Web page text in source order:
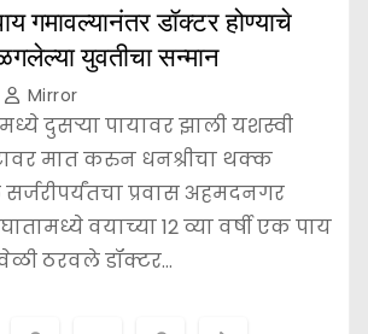
गमावल्यानंतर डॉक्टर होण्याचे
युवतीचा सन्मान
Mirror
दुसऱ्या पायावर झाली यशस्वी
मात करुन धनश्रीचा थक्क
प्रवास अहमदनगर
वयाच्या 12 व्या वर्षी एक पाय
ठरवले डॉक्टर…